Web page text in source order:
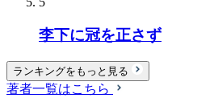
李下に冠を正さず
ランキングをもっと見る
著者一覧はこちら